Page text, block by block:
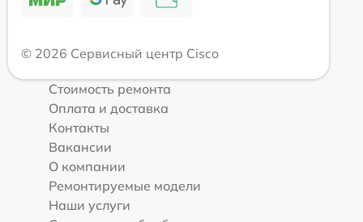
© 2026 Сервисный центр Cisco
Стоимость ремонта
Оплата и доставка
Контакты
Вакансии
О компании
Ремонтируемые модели
Наши услуги